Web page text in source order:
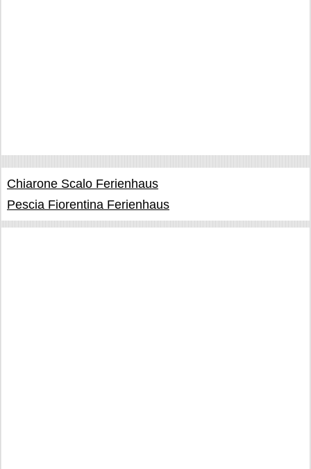
Chiarone Scalo Ferienhaus
Pescia Fiorentina Ferienhaus